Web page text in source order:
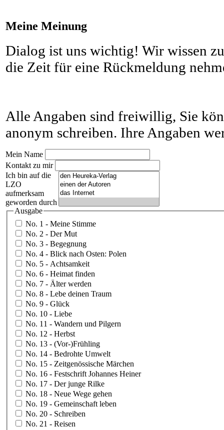
Meine Meinung
Dialog ist uns wichtig! Wir wissen zu
die Zeit für eine Rückmeldung
Alle Angaben sind freiwillig, Sie
anonym schreiben. Ihre Angaben
Mein Name
Kontakt zu mir
Ich bin auf die
LZO
aufmerksam
geworden durch
Ausgabe
No. 1 - Meine Stimme
No. 2 - Der Mut
No. 3 - Begegnung
No. 4 - Blick nach Osten: Polen
No. 5 - Achtsamkeit
No. 6 - Heimat finden
No. 7 - Älter werden
No. 8 - Lebe deinen Traum
No. 9 - Glück
No. 10 - Liebe
No. 11 - Wandern und Pilgern
No. 12 - Herbst
No. 13 - (Vor-)Frühling
No. 14 - Bedrohte Umwelt
No. 15 - Zeitgenössische Märchen
No. 16 - Festschrift Johannes Heiner
No. 17 - Der junge Rilke
No. 18 - Neue Wege gehen
No. 19 - Gemeinschaft leben
No. 20 - Schreiben
No. 21 - Reisen